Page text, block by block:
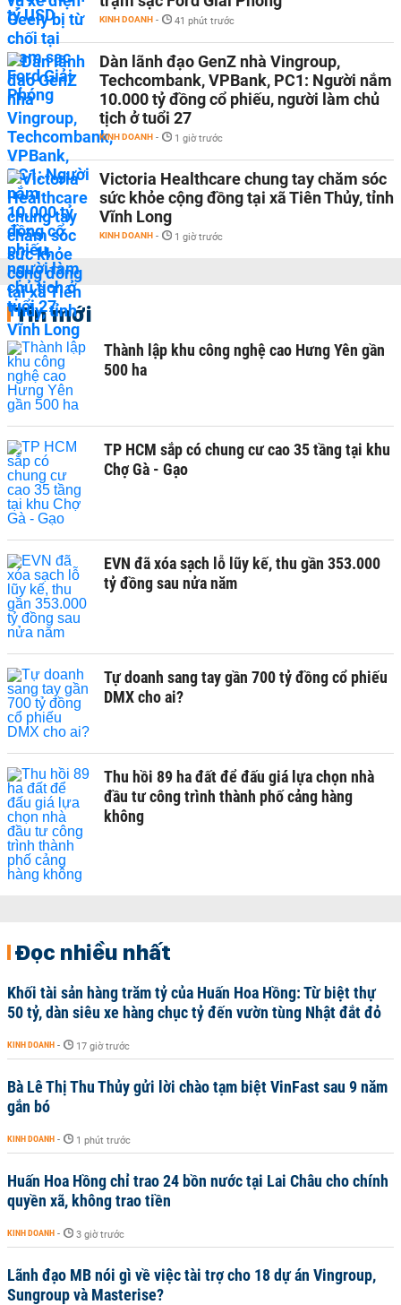
KINH DOANH - 41 phút trước
Dàn lãnh đạo GenZ nhà Vingroup,
Techcombank, VPBank, PC1: Người nắm
10.000 tỷ đồng cổ phiếu, người làm chủ
tịch ở tuổi 27
KINH DOANH - 1 giờ trước
Victoria Healthcare chung tay chăm sóc
sức khỏe cộng đồng tại xã Tiên Thủy, tỉnh
Vĩnh Long
KINH DOANH - 1 giờ trước
Tin mới
Thành lập khu công nghệ cao Hưng Yên gần
500 ha
TP HCM sắp có chung cư cao 35 tầng tại khu
Chợ Gà - Gạo
EVN đã xóa sạch lỗ lũy kế, thu gần 353.000
tỷ đồng sau nửa năm
Tự doanh sang tay gần 700 tỷ đồng cổ phiếu
DMX cho ai?
Thu hồi 89 ha đất để đấu giá lựa chọn nhà
đầu tư công trình thành phố cảng hàng
không
Đọc nhiều nhất
Khối tài sản hàng trăm tỷ của Huấn Hoa Hồng: Từ biệt thự
50 tỷ, dàn siêu xe hàng chục tỷ đến vườn tùng Nhật đắt đỏ
KINH DOANH - 17 giờ trước
Bà Lê Thị Thu Thủy gửi lời chào tạm biệt VinFast sau 9 năm
gắn bó
KINH DOANH - 1 phút trước
Huấn Hoa Hồng chỉ trao 24 bồn nước tại Lai Châu cho chính
quyền xã, không trao tiền
KINH DOANH - 3 giờ trước
Lãnh đạo MB nói gì về việc tài trợ cho 18 dự án Vingroup,
Sungroup và Masterise?